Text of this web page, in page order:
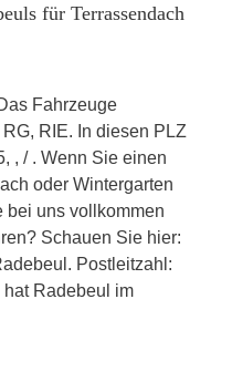
für Terrassendach
Fahrzeuge
RIE. In diesen PLZ
, / . Wenn Sie einen
oder Wintergarten
bei uns vollkommen
Schauen Sie hier:
Postleitzahl:
Radebeul im